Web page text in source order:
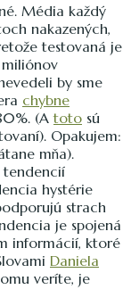
Média každý
nakazených,
testovaná je
by sme
chybne
(Atoto sú
Opakujem:
mňa).
hystérie
strach
je spojená
informácií, ktoré
Daniela
veríte, je